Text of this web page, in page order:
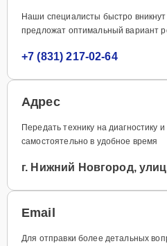
Наши специалисты быстро вникнут
предложат оптимальный вариант
+7 (831) 217-02-64
Адрес
Передать технику на диагностику
самостоятельно в удобное время
г. Нижний Новгород,
Email
Для отправки более детальных